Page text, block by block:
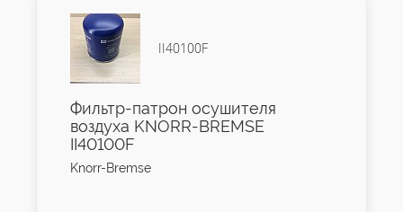
II40100F
Фильтр-патрон осушителя
воздуха KNORR-BREMSE
II40100F
Knorr-Bremse